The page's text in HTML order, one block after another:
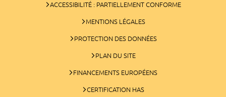
ACCESSIBILITÉ : PARTIELLEMENT CONFORME
MENTIONS LÉGALES
PROTECTION DES DONNÉES
PLAN DU SITE
FINANCEMENTS EUROPÉENS
CERTIFICATION HAS